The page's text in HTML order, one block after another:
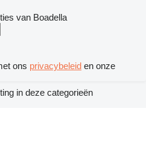
van Boadella
ons privacybeleid en onze
in deze categorieën